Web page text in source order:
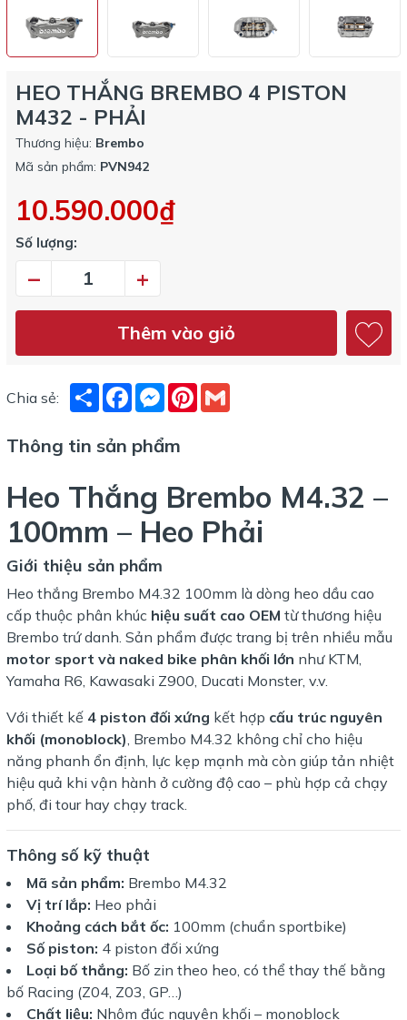
HEO THẮNG BREMBO 4 PISTON
M432 - PHẢI
Thương hiệu: Brembo
Mã sản phẩm: PVN942
10.590.000₫
Số lượng:
– +
Thêm vào giỏ
Chia sẻ: ShareFacebookMessenger
Pinterest
Thông tin sản phẩm
Heo Thắng Brembo M4.32 –
100mm – Heo Phải
Giới thiệu sản phẩm
Heo thắng Brembo M4.32 100mm là dòng heo dầu cao
cấp thuộc phân khúc hiệu suất cao OEM từ thương hiệu
Brembo trứ danh. Sản phẩm được trang bị trên nhiều mẫu
motor sport và naked bike phân khối lớn như KTM,
Yamaha R6, Kawasaki Z900, Ducati Monster, v.v.
Với thiết kế 4 piston đối xứng kết hợp cấu trúc nguyên
khối (monoblock) , Brembo M4.32 không chỉ cho hiệu
năng phanh ổn định, lực kẹp mạnh mà còn giúp tản nhiệt
hiệu quả khi vận hành ở cường độ cao – phù hợp cả chạy
phố, đi tour hay chạy track.
Thông số kỹ thuật
Mã sản phẩm: Brembo M4.32
Vị trí lắp: Heo phải
Khoảng cách bắt ốc: 100mm (chuẩn sportbike)
Số piston: 4 piston đối xứng
Loại bố thắng: Bố zin theo heo, có thể thay thế bằng
bố Racing (Z04, Z03, GP…)
Chất liệu: Nhôm đúc nguyên khối – monoblock